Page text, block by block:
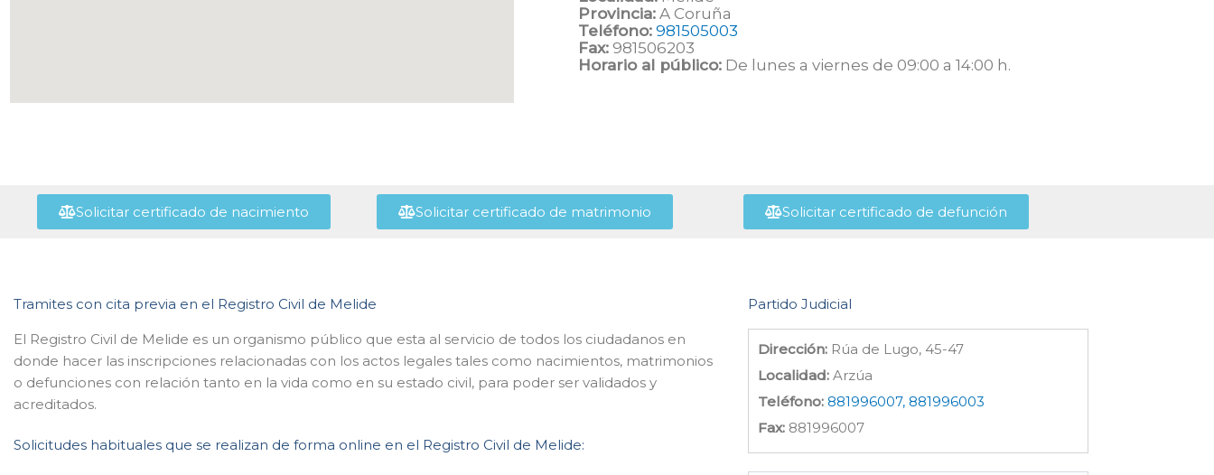
Provincia: A Coruña
Teléfono: 981505003
Fax: 981506203
Horario al público: De lunes a viernes de 09:00 a 14:00 h.
Solicitar certificado de nacimiento Solicitar certificado de matrimonio Solicitar certificado de defunción
Tramites con cita previa en el Registro Civil de Melide
El Registro Civil de Melide es un organismo público que esta al servicio de todos los ciudadanos en
donde hacer las inscripciones relacionadas con los actos legales tales como nacimientos, matrimonios
o defunciones con relación tanto en la vida como en su estado civil, para poder ser validados y
acreditados.
Solicitudes habituales que se realizan de forma online en el Registro Civil de Melide:
Partido Judicial
Dirección: Rúa de Lugo, 45-47
Localidad: Arzúa
Teléfono: 881996007, 881996003
Fax: 881996007